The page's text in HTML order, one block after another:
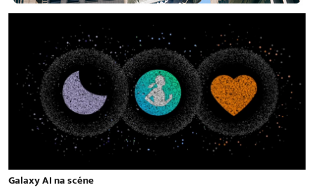
Galaxy AI na scéne